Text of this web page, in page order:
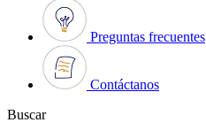
Preguntas frecuentes
Contáctanos
Buscar